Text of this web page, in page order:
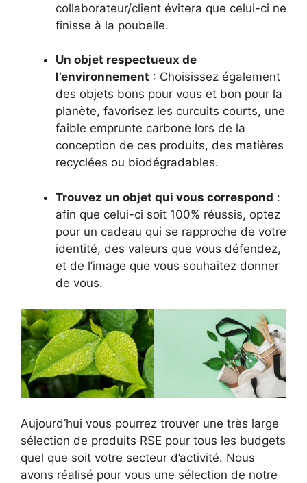
collaborateur/client évitera que celui-ci ne
finisse à la poubelle.
Un objet respectueux de
l’environnement : Choisissez également
des objets bons pour vous et bon pour la
planète, favorisez les curcuits courts, une
faible emprunte carbone lors de la
conception de ces produits, des matières
recyclées ou biodégradables.
Trouvez un objet qui vous correspond :
afin que celui-ci soit 100% réussis, optez
pour un cadeau qui se rapproche de votre
identité, des valeurs que vous défendez,
et de l’image que vous souhaitez donner
de vous.
Aujourd’hui vous pourrez trouver une très large
sélection de produits RSE pour tous les budgets
quel que soit votre secteur d’activité. Nous
avons réalisé pour vous une sélection de notre